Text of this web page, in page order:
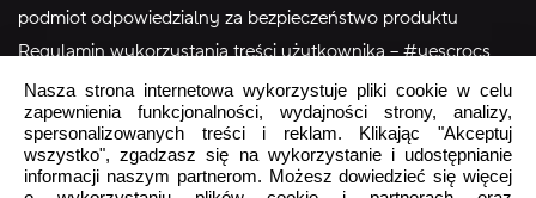
podmiot odpowiedzialny za bezpieczeństwo produktu
Regulamin wykorzystania treści użytkownika – #yescrocs
Obsługa Klienta
Pon - Pt9:00 - 16:00
Nasza strona internetowa wykorzystuje pliki cookie w celu
zapewnienia funkcjonalności, wydajności strony, analizy,
spersonalizowanych treści i reklam. Klikając "Akceptuj
wszystko", zgadzasz się na wykorzystanie i udostępnianie
informacji naszym partnerom. Możesz dowiedzieć się więcej